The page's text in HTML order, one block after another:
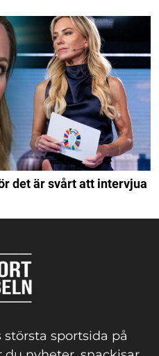
det är svårt att intervjua
sportsida på